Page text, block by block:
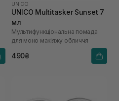
UNICO
UNICO Multitasker Sunset 7
мл
Мультифункціональна помада
для моно макіяжу обличчя
490₴